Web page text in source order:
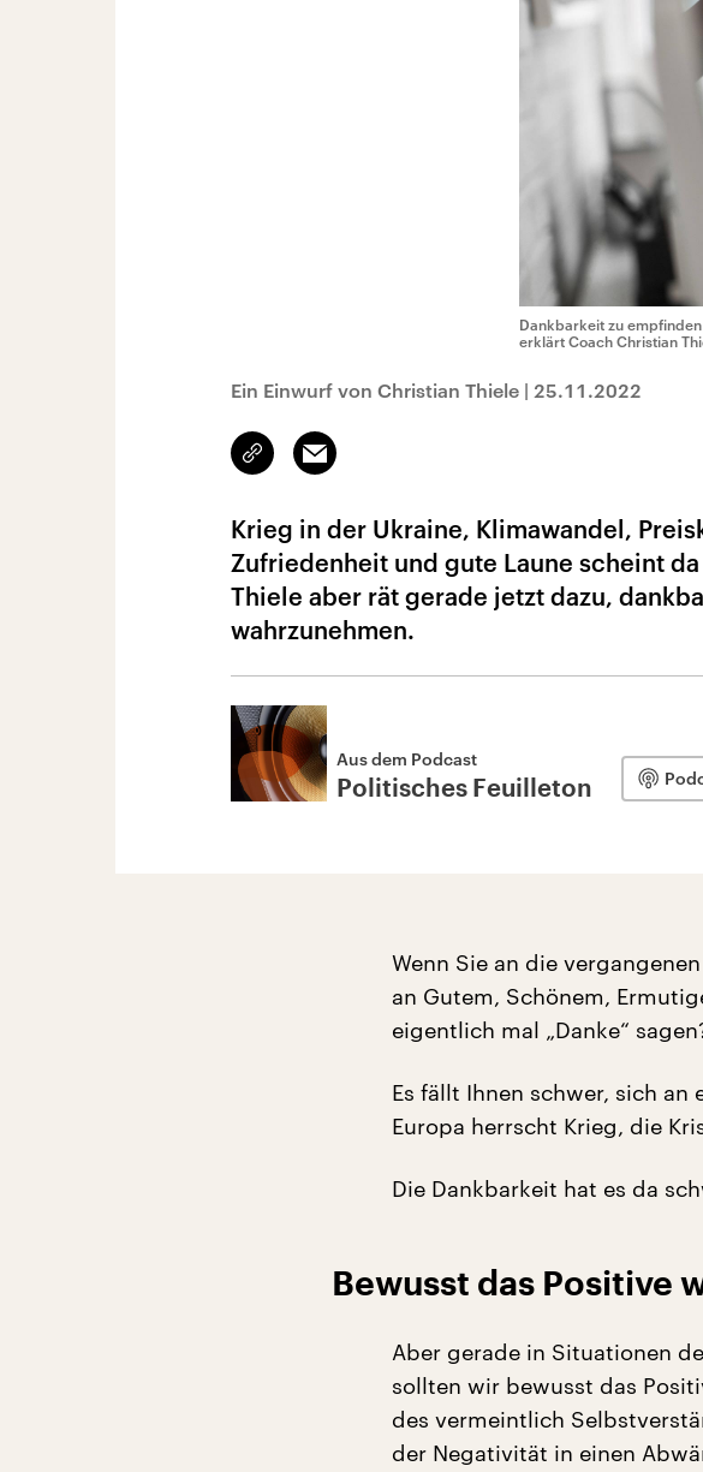
Dankbarkeit zu
erklärt Coach Christian
Ein Einwurf von Christian Thiele | 25.11.2022
Link
kopieren/teilen
Email
Krieg in der Ukraine, Klimawandel,
Zufriedenheit und gute Laune scheint
Thiele aber rät gerade jetzt dazu,
wahrzunehmen.
Aus dem Podcast
Politisches Feuilleton
Wenn Sie an die
an Gutem, Schönem,
eigentlich mal „Danke“
Es fällt Ihnen schwer, sich an
Europa herrscht Krieg, die
Die Dankbarkeit hat es da
Bewusst das Positive
Aber gerade in Situationen
sollten wir bewusst das
des vermeintlich
der Negativität in einen